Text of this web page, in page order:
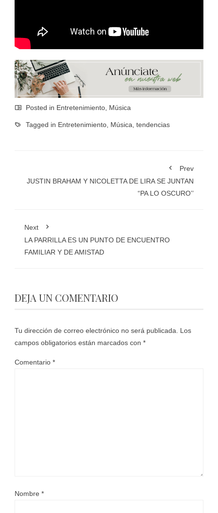
Posted in Entretenimiento Música
Tagged in Entretenimiento Música tendencias
Prev
JUSTIN BRAHAM Y NICOLETTA DE LIRA SE JUNTAN
“PA LO OSCURO’’
Next
LA PARRILLA ES UN PUNTO DE ENCUENTRO
FAMILIAR Y DE AMISTAD
DEJA UN COMENTARIO
Tu dirección de correo electrónico no será publicada.
Los
campos obligatorios están marcados con *
Comentario *
Nombre *